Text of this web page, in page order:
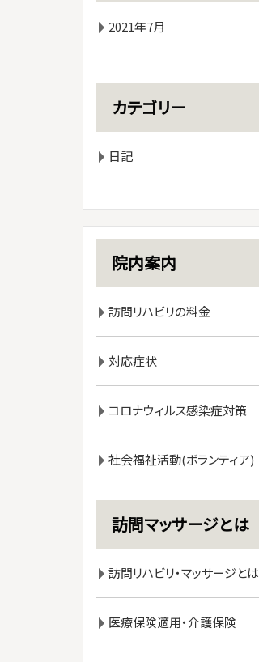
2021年7月
カテゴリー
日記
院内案内
訪問リハビリの料金
対応症状
コロナウィルス感染症対策
社会福祉活動(ボランティア)
訪問マッサージとは
訪問リハビリ・マッサージとは
医療保険適用・介護保険